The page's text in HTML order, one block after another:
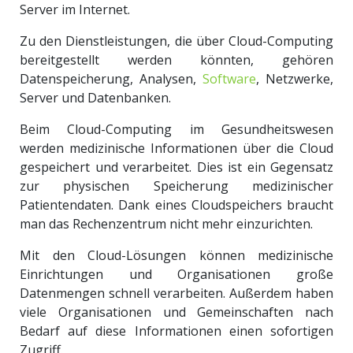
Server im Internet.
Zu den Dienstleistungen, die über Cloud-Computing
bereitgestellt werden könnten, gehören
Datenspeicherung, Analysen, Software, Netzwerke,
Server und Datenbanken.
Beim Cloud-Computing im Gesundheitswesen
werden medizinische Informationen über die Cloud
gespeichert und verarbeitet. Dies ist ein Gegensatz
zur physischen Speicherung medizinischer
Patientendaten. Dank eines Cloudspeichers braucht
man das Rechenzentrum nicht mehr einzurichten.
Mit den Cloud-Lösungen können medizinische
Einrichtungen und Organisationen große
Datenmengen schnell verarbeiten. Außerdem haben
viele Organisationen und Gemeinschaften nach
Bedarf auf diese Informationen einen sofortigen